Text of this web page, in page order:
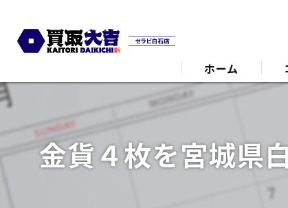
ホーム
金貨４枚を宮城県